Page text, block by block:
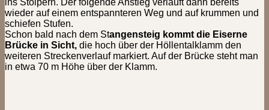
ins Stolpern. Der folgende Anstieg verläuft dann bereits
wieder auf einem entspannteren Weg und auf krummen und
schiefen Stufen.
Schon bald nach dem Stangensteig kommt die Eiserne
Brücke in Sicht, die hoch über der Höllentalklamm den
weiteren Streckenverlauf markiert. Auf der Brücke steht man
in etwa 70 m Höhe über der Klamm.